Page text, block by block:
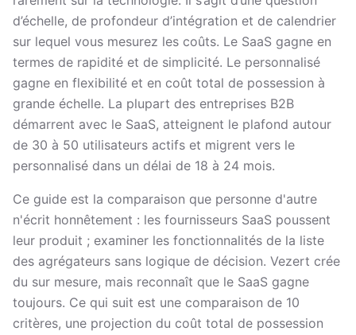
d’échelle, de profondeur d’intégration et de calendrier
sur lequel vous mesurez les coûts. Le SaaS gagne en
termes de rapidité et de simplicité. Le personnalisé
gagne en flexibilité et en coût total de possession à
grande échelle. La plupart des entreprises B2B
démarrent avec le SaaS, atteignent le plafond autour
de 30 à 50 utilisateurs actifs et migrent vers le
personnalisé dans un délai de 18 à 24 mois.
Ce guide est la comparaison que personne d'autre
n'écrit honnêtement : les fournisseurs SaaS poussent
leur produit ; examiner les fonctionnalités de la liste
des agrégateurs sans logique de décision. Vezert crée
du sur mesure, mais reconnaît que le SaaS gagne
toujours. Ce qui suit est une comparaison de 10
critères, une projection du coût total de possession